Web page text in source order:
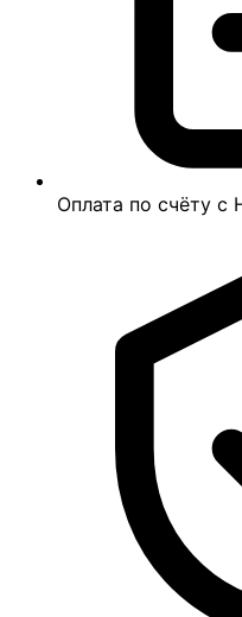
Оплата по счёту